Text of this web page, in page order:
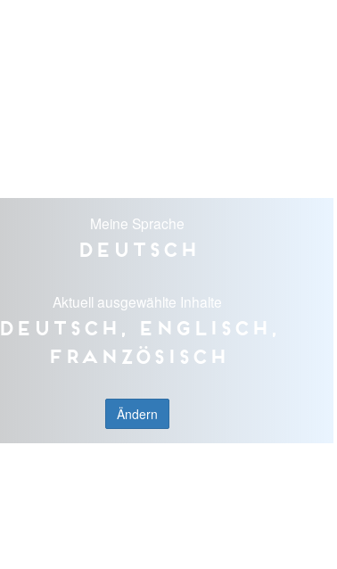
Meine Sprache
Deutsch
Aktuell ausgewählte Inhalte
Deutsch, Englisch,
Französisch
Ändern